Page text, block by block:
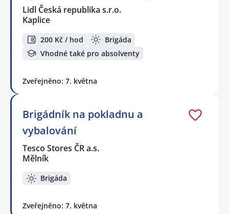
Lidl Česká republika s.r.o.
Kaplice
200 Kč / hod
Brigáda
Vhodné také pro absolventy
Zveřejněno: 7. května
Brigádník na pokladnu a
vybalování
Tesco Stores ČR a.s.
Mělník
Brigáda
Zveřejněno: 7. května